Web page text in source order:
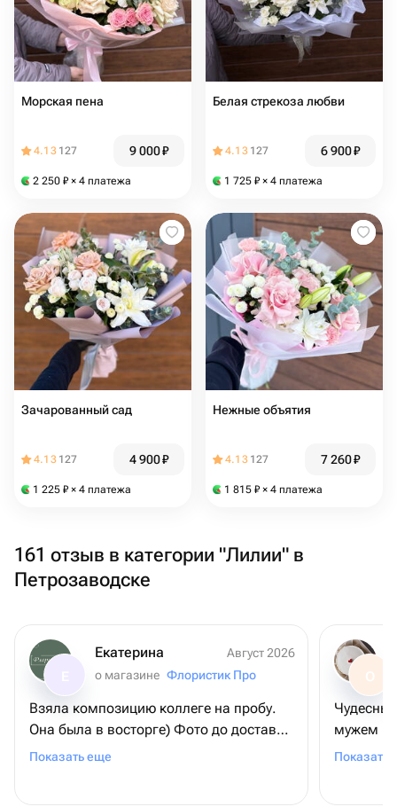
Морская пена
4.13 127 9 000₽
2 250 ₽ × 4 платежа
Белая стрекоза любви
4.13 127 6 900₽
1 725 ₽ × 4 платежа
Зачарованный сад
4.13 127 4 900₽
1 225 ₽ × 4 платежа
Нежные объятия
4.13 127 7 260₽
1 815 ₽ × 4 платежа
161 отзыв в категории "Лилии" в
Петрозаводске
Екатерина
Август 2026
о магазине Флористик Про
Взяла композицию коллеге на пробу.
Она была в восторге) Фото до доставки
соответствует реальности. Доставка
Показать еще
О
мужем
здесь
Показать